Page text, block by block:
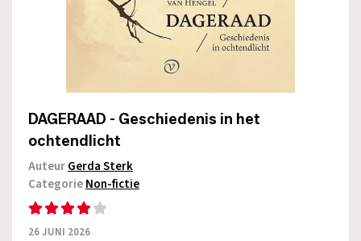
DAGERAAD - Geschiedenis in het
ochtendlicht
AuteurGerda Sterk
CategorieNon-fictie
26 JUNI 2026